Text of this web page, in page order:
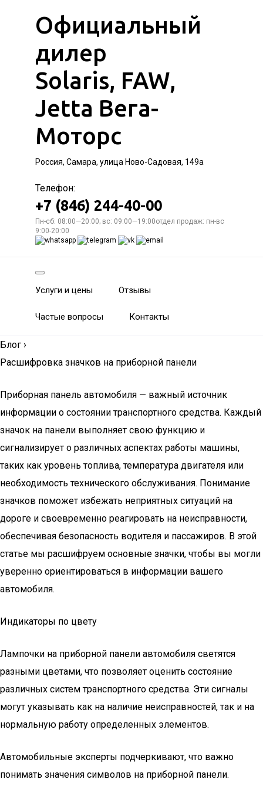
Официальный
дилер
Solaris, FAW,
Jetta Вега-
Моторс
Россия, Самара, улица Ново-Садовая, 149а
Телефон:
+7 (846) 244-40-00
Пн-сб: 08:00—20:00; вс: 09:00—19:00отдел продаж: пн-вс
9:00-20:00
Услуги и цены Отзывы
Частые вопросы Контакты
Блог ›
Расшифровка значков на приборной панели
Приборная панель автомобиля — важный источник
информации о состоянии транспортного средства. Каждый
значок на панели выполняет свою функцию и
сигнализирует о различных аспектах работы машины,
таких как уровень топлива, температура двигателя или
необходимость технического обслуживания. Понимание
значков поможет избежать неприятных ситуаций на
дороге и своевременно реагировать на неисправности,
обеспечивая безопасность водителя и пассажиров. В этой
статье мы расшифруем основные значки, чтобы вы могли
уверенно ориентироваться в информации вашего
автомобиля.
Индикаторы по цвету
Лампочки на приборной панели автомобиля светятся
разными цветами, что позволяет оценить состояние
различных систем транспортного средства. Эти сигналы
могут указывать как на наличие неисправностей, так и на
нормальную работу определенных элементов.
Автомобильные эксперты подчеркивают, что важно
понимать значения символов на приборной панели.